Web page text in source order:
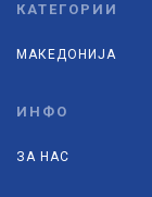
КАТЕГОРИИ
МАКЕДОНИЈА
ИНФО
ЗА НАС